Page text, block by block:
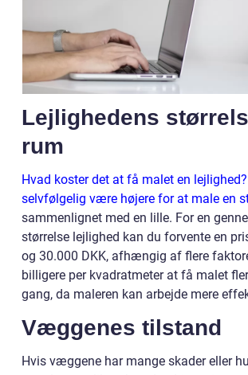
Lejlighedens
rum
Hvad koster det at få malet en
selvfølgelig være højere for at male en
sammenlignet med en lille. For en
størrelse lejlighed kan du forvente en
og 30.000 DKK, afhængig af flere
billigere per kvadratmeter at få malet
gang, da maleren kan arbejde mere
Væggenes tilstand
Hvis væggene har mange skader eller